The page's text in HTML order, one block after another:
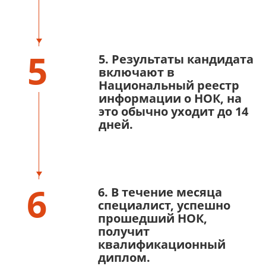
5
5. Результаты кандидата
включают в
Национальный реестр
информации о НОК, на
это обычно уходит до 14
дней.
6
6. В течение месяца
специалист, успешно
прошедший НОК,
получит
квалификационный
диплом.